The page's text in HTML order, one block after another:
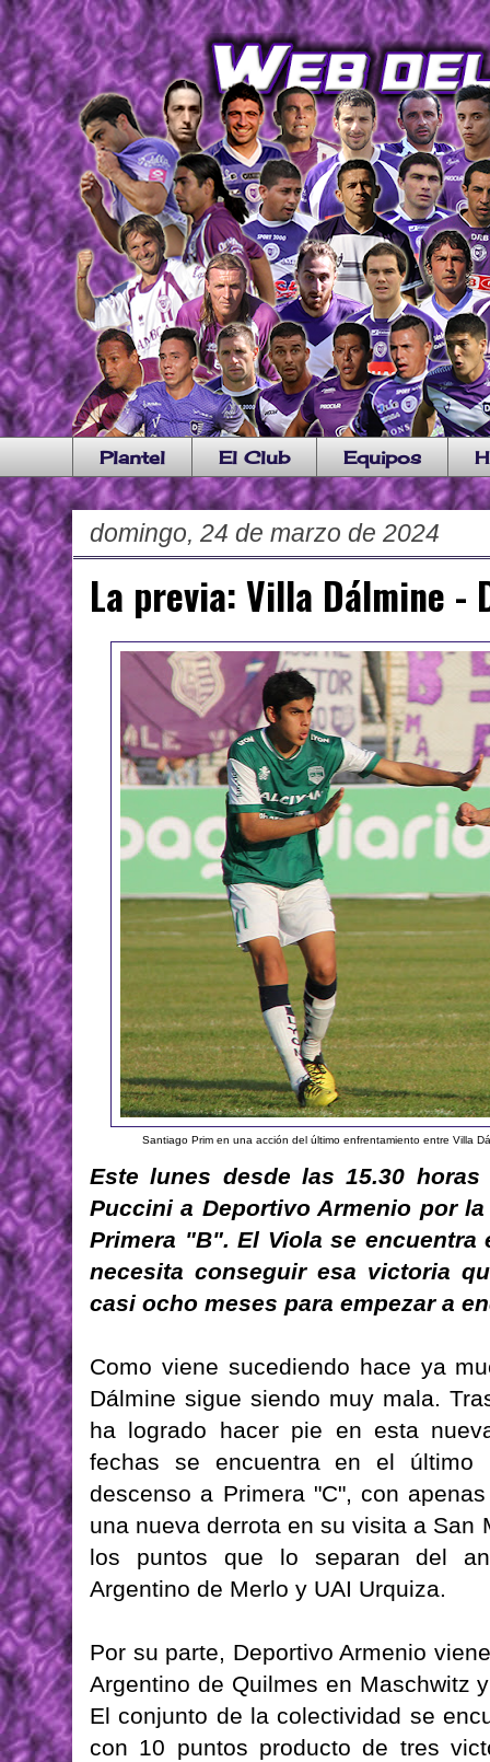
Plantel El Club Equipos
domingo, 24 de marzo de 2024
La previa: Villa Dálmine -
Santiago Prim en una acción del último enfrentamiento entre Villa
Este lunes desde las 15.30
Puccini a Deportivo Armenio por
Primera "B". El Viola se
necesita conseguir esa victoria
casi ocho meses para empezar a
Como viene sucediendo hace ya
Dálmine sigue siendo muy mala.
ha logrado hacer pie en esta
fechas se encuentra en el
descenso a Primera "C", con
una nueva derrota en su visita a San
los puntos que lo separan del
Argentino de Merlo y UAI Urquiza.
Por su parte, Deportivo Armenio
Argentino de Quilmes en Maschwitz
El conjunto de la colectividad se
con 10 puntos producto de tres